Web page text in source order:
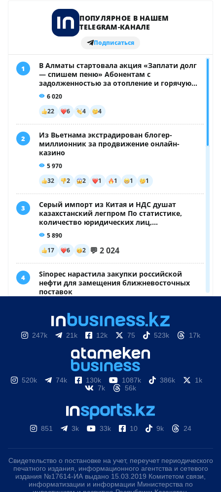
247k 21k 12k 75 523k 17k
520k 74k 130k 1087k 386k
1k
7k
56k
851 3k 33k 10 9k 24
Свидетельство о постановке на учет, переучет периодического
печатного издания, информационного агентства и сетевого
издания №17614-ИА выдано 15.03.2019 Комитетом связи,
информатизации и информации Министерства по